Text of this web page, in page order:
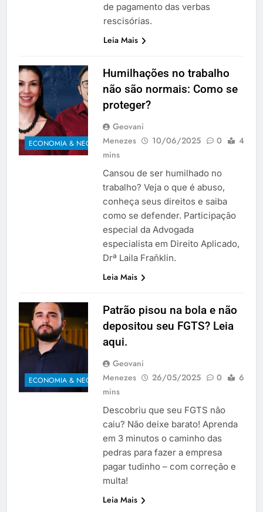
de pagamento das verbas
rescisórias.
Leia Mais
ECONOMIA & NEGÓCIOS
Humilhações no trabalho
não são normais: Como se
proteger?
Geovani
Menezes
10/06/2025 0
4
mins
Cansou de ser humilhado no
trabalho? Veja o que é abuso,
conheça seus direitos e saiba
como se defender. Participação
especial da Advogada
especialista em Direito Aplicado,
Drª Laila Frañklin.
Leia Mais
ECONOMIA & NEGÓCIOS
Patrão pisou na bola e não
depositou seu FGTS? Leia
aqui.
Geovani
Menezes
26/05/2025 0
6
mins
Descobriu que seu FGTS não
caiu? Não deixe barato! Aprenda
em 3 minutos o caminho das
pedras para fazer a empresa
pagar tudinho – com correção e
multa!
Leia Mais